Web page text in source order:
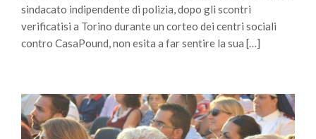
sindacato indipendente di polizia, dopo gli scontri
verificatisi a Torino durante un corteo dei centri sociali
contro CasaPound, non esita a far sentire la sua […]